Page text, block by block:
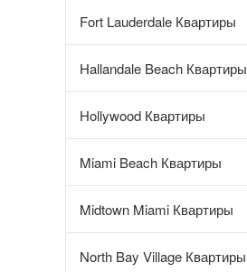
Fort Lauderdale Квартиры
Hallandale Beach Квартиры
Hollywood Квартиры
Miami Beach Квартиры
Midtown Miami Квартиры
North Bay Village Квартиры